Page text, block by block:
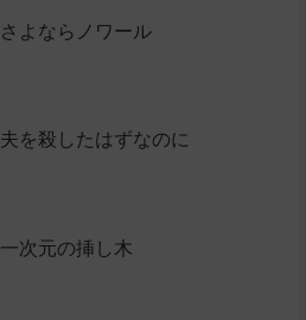
さよならノワール
夫を殺したはずなのに
一次元の挿し木